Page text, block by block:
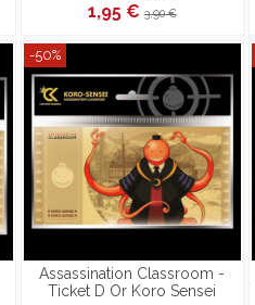
1,95 €3,90 €
-50%
Assassination Classroom -
Ticket D Or Koro Sensei